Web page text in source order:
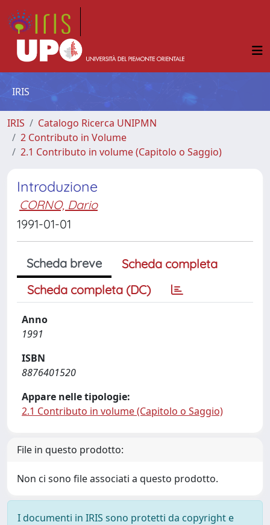
IRIS
IRIS
Catalogo Ricerca UNIPMN
2 Contributo in Volume
2.1 Contributo in volume (Capitolo o Saggio)
Introduzione
CORNO, Dario
1991-01-01
Scheda breve
Scheda completa
Scheda completa (DC)
Anno
1991
ISBN
8876401520
Appare nelle tipologie:
2.1 Contributo in volume (Capitolo o Saggio)
File in questo prodotto:
Non ci sono file associati a questo prodotto.
I documenti in IRIS sono protetti da copyright e